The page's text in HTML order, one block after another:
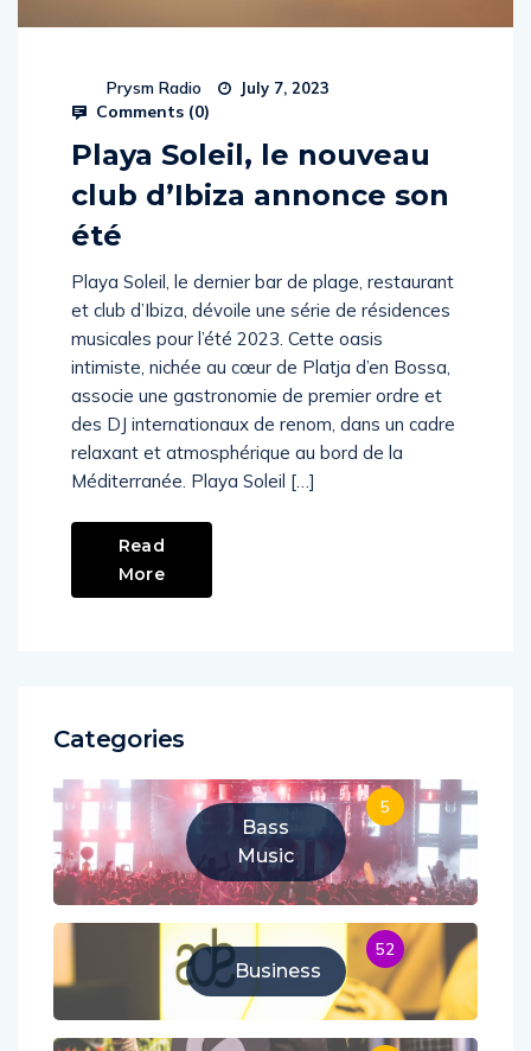
Prysm Radio July 7, 2023
Comments (0)
Playa Soleil, le nouveau
club d’Ibiza annonce son
été
Playa Soleil, le dernier bar de plage, restaurant
et club d’Ibiza, dévoile une série de résidences
musicales pour l’été 2023. Cette oasis
intimiste, nichée au cœur de Platja d’en Bossa,
associe une gastronomie de premier ordre et
des DJ internationaux de renom, dans un cadre
relaxant et atmosphérique au bord de la
Méditerranée. Playa Soleil […]
Read
More
Categories
Bass
Music
5
Business
52